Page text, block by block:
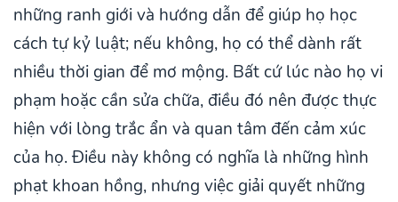
những ranh giới và hướng dẫn để giúp họ học
cách tự kỷ luật; nếu không, họ có thể dành rất
nhiều thời gian để mơ mộng. Bất cứ lúc nào họ vi
phạm hoặc cần sửa chữa, điều đó nên được thực
hiện với lòng trắc ẩn và quan tâm đến cảm xúc
của họ. Điều này không có nghĩa là những hình
phạt khoan hồng, nhưng việc giải quyết những